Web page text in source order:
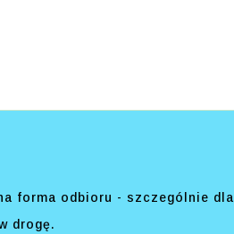
forma odbioru - szczególnie dla
drogę.